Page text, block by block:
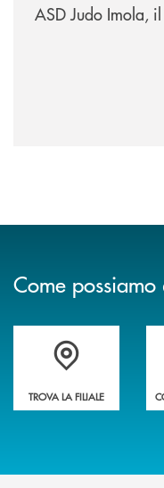
ASD Judo Imola,
Come possiamo
Accedi all' elenco
TROVA LA FILIALE